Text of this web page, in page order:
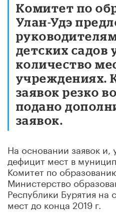
Комитет по
Улан-Удэ
детских садов
количество
учреждениях.
заявок резко
подано
заявок.
На основании заявок и,
дефицит мест в
Комитет по
Министерство
Республики Бурятия на
мест до конца 2019 г.